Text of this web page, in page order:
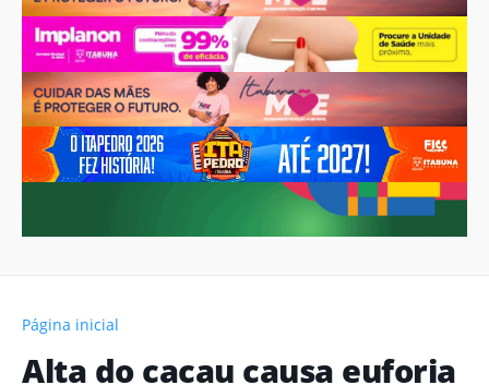
Página inicial
Alta do cacau causa euforia